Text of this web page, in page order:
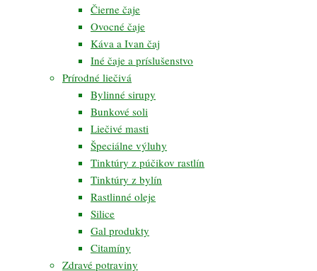
Čierne čaje
Ovocné čaje
Káva a Ivan čaj
Iné čaje a príslušenstvo
Prírodné liečivá
Bylinné sirupy
Bunkové soli
Liečivé masti
Špeciálne výluhy
Tinktúry z púčikov rastlín
Tinktúry z bylín
Rastlinné oleje
Silice
Gal produkty
Citamíny
Zdravé potraviny